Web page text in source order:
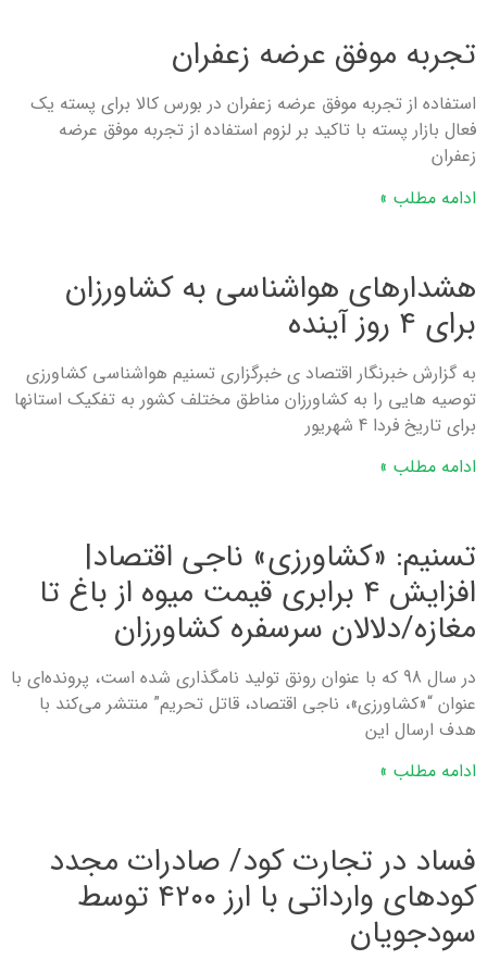
تجربه موفق عرضه زعفران
استفاده از تجربه موفق عرضه زعفران در بورس کالا برای پسته یک
فعال بازار پسته با تاکید بر لزوم استفاده از تجربه موفق عرضه
زعفران
ادامه مطلب »
هشدارهای هواشناسی به کشاورزان
برای ۴ روز آینده
به گزارش خبرنگار اقتصاد ی خبرگزاری تسنیم هواشناسی کشاورزی
توصیه هایی را به کشاورزان مناطق مختلف کشور به تفکیک استانها
برای تاریخ فردا 4 شهریور
ادامه مطلب »
تسنیم: «کشاورزی» ناجی اقتصاد|
افزایش ۴ برابری قیمت میوه از باغ تا
مغازه/دلالان سرسفره کشاورزان
در سال 98 که با عنوان رونق تولید نامگذاری شده است، پرونده‌ای با
عنوان “«کشاورزی»، ناجی اقتصاد، قاتل تحریم” منتشر می‌کند با
هدف ارسال این
ادامه مطلب »
فساد در تجارت کود/ صادرات مجدد
کودهای وارداتی با ارز ۴۲۰۰ توسط
سودجویان